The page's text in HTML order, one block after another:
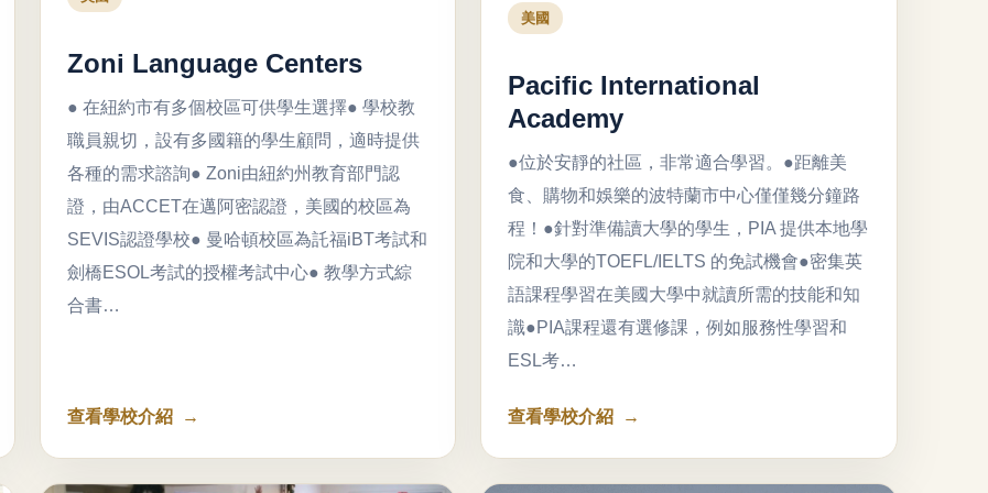
Zoni Language Centers
● 在紐約市有多個校區可供學生選擇● 學校教
職員親切，設有多國籍的學生顧問，適時提供
各種的需求諮詢● Zoni由紐約州教育部門認
證，由ACCET在邁阿密認證，美國的校區為
SEVIS認證學校● 曼哈頓校區為託福iBT考試和
劍橋ESOL考試的授權考試中心● 教學方式綜
合書…
查看學校介紹
美國
Pacific International
Academy
●位於安靜的社區，非常適合學習。●距離美
食、購物和娛樂的波特蘭市中心僅僅幾分鐘路
程！●針對準備讀大學的學生，PIA 提供本地學
院和大學的TOEFL/IELTS 的免試機會●密集英
語課程學習在美國大學中就讀所需的技能和知
識●PIA課程還有選修課，例如服務性學習和
ESL考…
查看學校介紹